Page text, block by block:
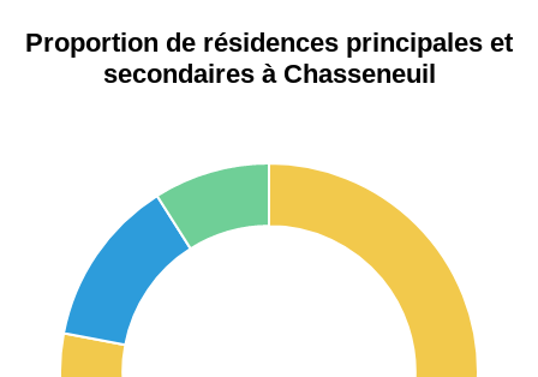
Proportion de résidences principales et
secondaires à Chasseneuil